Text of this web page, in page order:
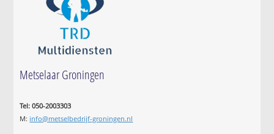
Metselaar Groningen
Tel: 050-2003303
M: info@metselbedrijf-groningen.nl